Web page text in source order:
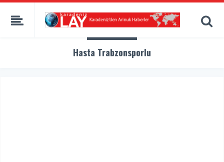
Hasta Trabzonsporlu